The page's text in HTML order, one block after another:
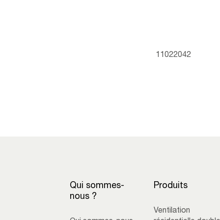
11022042
Qui sommes-
nous ?
Produits
Ventilation